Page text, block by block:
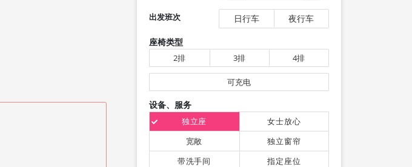
出发班次 日行车 夜行车
座椅类型
2排 3排 4排
可充电
设备、服务
独立座
女士放心
宽敞
独立窗帘
带洗手间
指定座位